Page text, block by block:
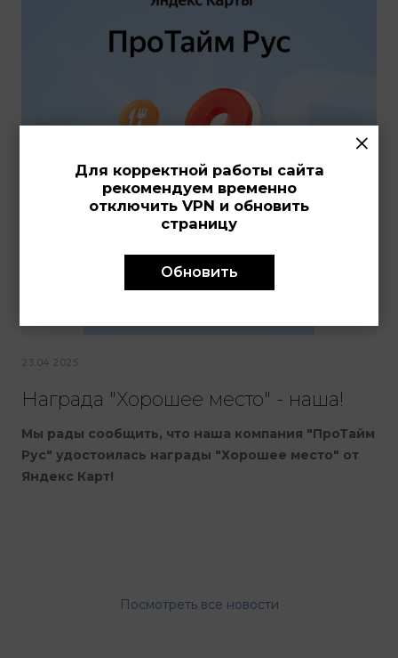
23.04.2025
Награда "Хорошее место" - наша!
Мы рады сообщить, что наша компания "ПроТайм
Рус" удостоилась награды "Хорошее место" от
Яндекс Карт!
Посмотреть все новости
×
Для корректной работы сайта
рекомендуем временно
отключить VPN и обновить
страницу
Обновить